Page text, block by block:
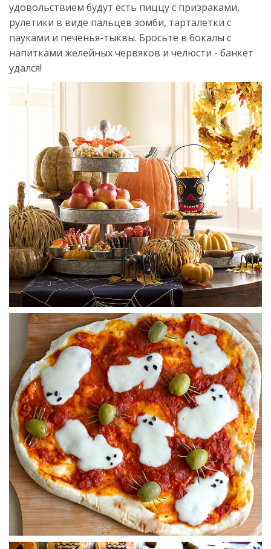
удовольствием будут есть пиццу с призраками,
рулетики в виде пальцев зомби, тарталетки с
пауками и печенья-тыквы. Бросьте в бокалы с
напитками желейных червяков и челюсти - банкет
удался!